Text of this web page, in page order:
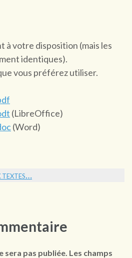
à votre disposition (mais les
identiques).
vous préférez utiliser.
(LibreOffice)
(Word)
textes…
sera pas publiée. Les champs